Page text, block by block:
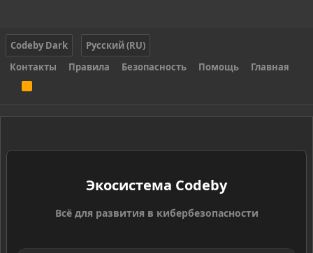
Codeby Dark
Русский (RU)
Контакты
Правила Безопасность Помощь Главная
S
Экосистема Codeby
Всё для развития в кибербезопасности